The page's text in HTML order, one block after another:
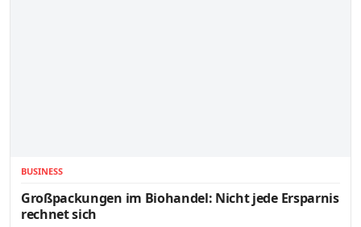
BUSINESS
Großpackungen im Biohandel: Nicht jede Ersparnis
rechnet sich